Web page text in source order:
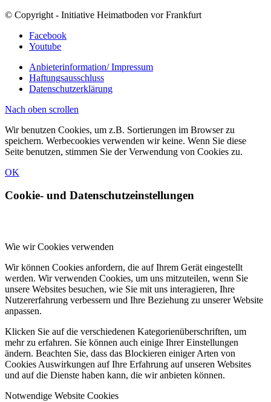
© Copyright - Initiative Heimatboden vor Frankfurt
Facebook
Youtube
Anbieterinformation/ Impressum
Haftungsausschluss
Datenschutzerklärung
Nach oben scrollen
Wir benutzen Cookies, um z.B. Sortierungen im Browser zu
speichern. Werbecookies verwenden wir keine. Wenn Sie diese
Seite benutzen, stimmen Sie der Verwendung von Cookies zu.
OK
Cookie- und Datenschutzeinstellungen
Wie wir Cookies verwenden
Wir können Cookies anfordern, die auf Ihrem Gerät eingestellt
werden. Wir verwenden Cookies, um uns mitzuteilen, wenn Sie
unsere Websites besuchen, wie Sie mit uns interagieren, Ihre
Nutzererfahrung verbessern und Ihre Beziehung zu unserer Website
anpassen.
Klicken Sie auf die verschiedenen Kategorienüberschriften, um
mehr zu erfahren. Sie können auch einige Ihrer Einstellungen
ändern. Beachten Sie, dass das Blockieren einiger Arten von
Cookies Auswirkungen auf Ihre Erfahrung auf unseren Websites
und auf die Dienste haben kann, die wir anbieten können.
Notwendige Website Cookies